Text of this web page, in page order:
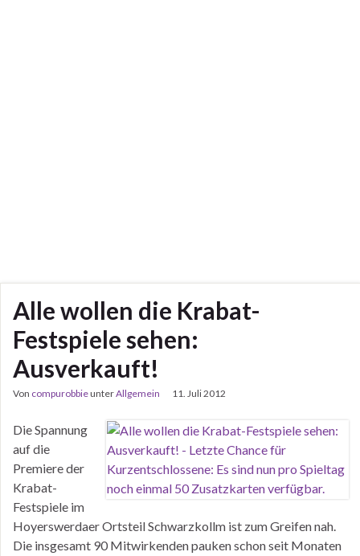
Alle wollen die Krabat-
Festspiele sehen:
Ausverkauft!
Von compurobbieunterAllgemein 11. Juli 2012
Die Spannung
auf die
Premiere der
Krabat-
Festspiele im
Hoyerswerdaer Ortsteil Schwarzkollm ist zum Greifen nah.
Die insgesamt 90 Mitwirkenden pauken schon seit Monaten